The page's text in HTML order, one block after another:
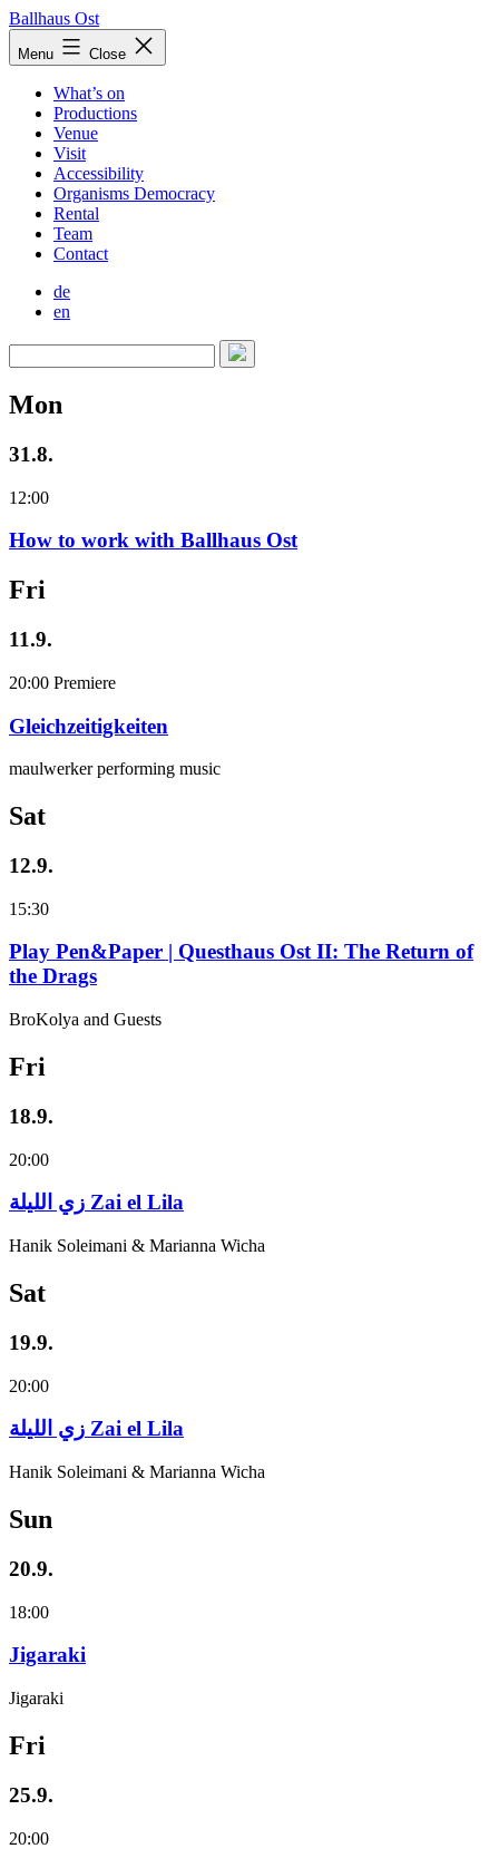
Skip
to
content
Ballhaus Ost
Ballhaus
Ost
Menu Close
What’s on
Productions
Venue
Visit
Accessibility
Organisms Democracy
Rental
Team
Contact
de
en
Mon
31.8.
12:00
How to work with Ballhaus Ost
Fri
11.9.
20:00 Premiere
Gleichzeitigkeiten
maulwerker performing music
Sat
12.9.
15:30
Play Pen&Paper | Questhaus Ost II: The Return of
the Drags
BroKolya and Guests
Fri
18.9.
20:00
زي‌ اللیلة Zai el Lila
Hanik Soleimani & Marianna Wicha
Sat
19.9.
20:00
زي‌ اللیلة Zai el Lila
Hanik Soleimani & Marianna Wicha
Sun
20.9.
18:00
Jigaraki
Jigaraki
Fri
25.9.
20:00